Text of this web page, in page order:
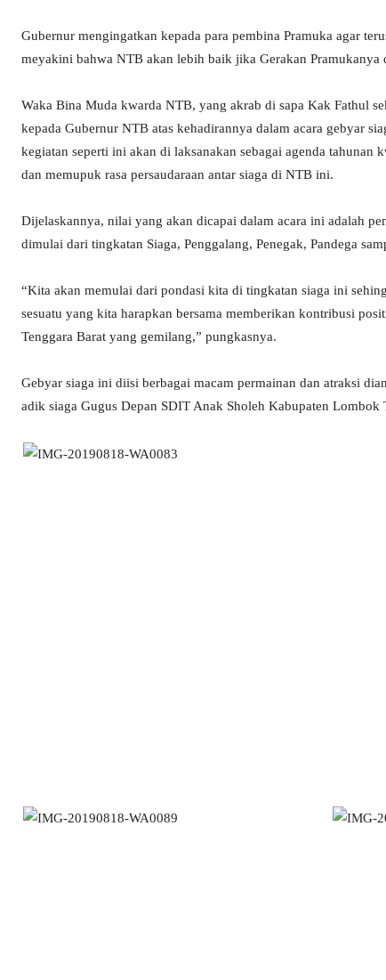
Gubernur mengingatkan kepada para pembina Pramuka agar
meyakini bahwa NTB akan lebih baik jika Gerakan
Waka Bina Muda kwarda NTB, yang akrab di sapa Kak Fathul
kepada Gubernur NTB atas kehadirannya dalam acara gebyar
kegiatan seperti ini akan di laksanakan sebagai agenda tahunan
dan memupuk rasa persaudaraan antar siaga di NTB ini.
Dijelaskannya, nilai yang akan dicapai dalam acara ini adalah
dimulai dari tingkatan Siaga, Penggalang, Penegak, Pandega
“Kita akan memulai dari pondasi kita di tingkatan siaga ini
sesuatu yang kita harapkan bersama memberikan kontribusi
Tenggara Barat yang gemilang,” pungkasnya.
Gebyar siaga ini diisi berbagai macam permainan dan atraksi
adik siaga Gugus Depan SDIT Anak Sholeh Kabupaten Lombok